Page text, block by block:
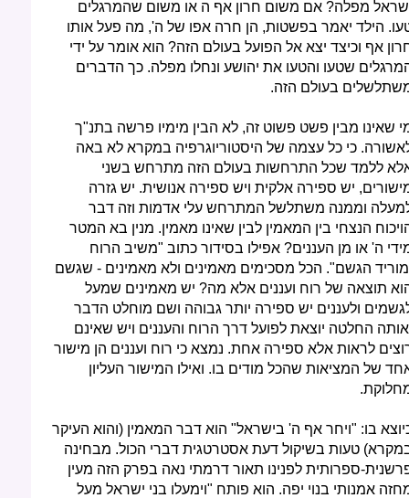
מפלה? אם משום חרון אף ה או משום שהמרגלים
הילד יאמר בפשטות, הן חרה אפו של ה', מה פעל אותו
אף וכיצד יצא אל הפועל בעולם הזה? הוא אומר על ידי
שטעו והטעו את יהושע ונחלו מפלה. כך הדברים
בעולם הזה.
שאינו מבין פשט פשוט זה, לא הבין מימיו פרשה בתנ"ך
כי כל עצמה של היסטוריוגרפיה במקרא לא באה
ללמד שכל התרחשות בעולם הזה מתרחש בשני
יש ספירה אלקית ויש ספירה אנושית. יש גזרה
וממנה משתלשל המתרחש עלי אדמות וזה דבר
הנצחי בין המאמין לבין שאינו מאמין. מנין בא המטר
ה' או מן העננים? אפילו בסידור כתוב "משיב הרוח
הגשם". הכל מסכימים מאמינים ולא מאמינים - שגשם
תוצאה של רוח ועננים אלא מה? יש מאמינים שמעל
ולעננים יש ספירה יותר גבוהה ושם מוחלט הדבר
החלטה יוצאת לפועל דרך הרוח והעננים ויש שאינם
לראות אלא ספירה אחת. נמצא כי רוח ועננים הן מישור
של המציאות שהכל מודים בו. ואילו המישור העליון
בו: "ויחר אף ה' בישראל" הוא דבר המאמין (והוא העיקר
טעות בשיקול דעת אסטרטגית דברי הכול. מבחינה
ספרותית לפנינו תאור דרמתי נאה בפרק הזה מעין
אמנותי בנוי יפה. הוא פותח "וימעלו בני ישראל מעל